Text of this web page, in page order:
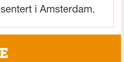
i Amsterdam.